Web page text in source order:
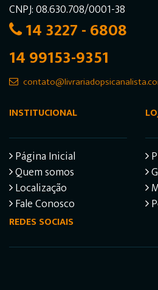
CNPJ: 08.630.708/0001-38
14 3227 - 6808
14 99153-9351
INSTITUCIONAL
Página Inicial
Quem somos
Localização
Fale Conosco
REDES SOCIAIS